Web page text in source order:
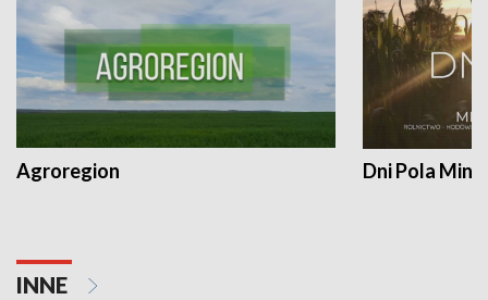
Agroregion Dni Pola
INNE